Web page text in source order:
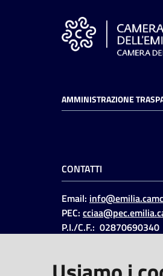
AMMINISTRAZIONE
CONTATTI
Email:
PEC:
P.I./C.F.: 02870690340
Codice IPA: ccem